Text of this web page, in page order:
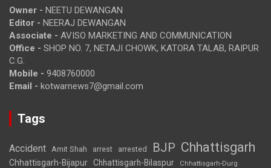
Owner - NEETU DEWANGAN
Editor - NEERAJ DEWANGAN
Associate - AVISO MARKETING AND COMMUNICATION
Office - SHOP NO. 7, NETAJI CHOWK, KATORA TALAB, RAIPUR
C.G.
Mobile - 9408760000
Email - kotwarnews7@gmail.com
Tags
Accident Amit Shah arrest arrested BJP Chhattisgarh
Chhattisgarh-Bijapur Chhattisgarh-Bilaspur Chhattisgarh-Durg